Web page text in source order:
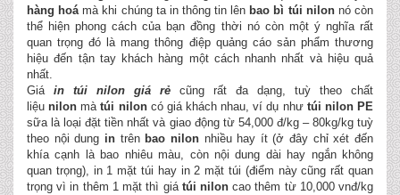
hàng hoámà khi chúng ta in thông tin lên bao bì túi nilonnó còn
thể hiện phong cách của bạn đồng thời nó còn một ý nghĩa rất
quan trọng đó là mang thông điệp quảng cáo sản phẩm thương
hiệu đến tận tay khách hàng một cách nhanh nhất và hiệu quả
nhất.
Giá in túi nilon giá rẻ cũng rất đa dạng, tuỳ theo chất
liệunilon màtúi niloncó giá khách nhau, ví dụ như túi nilon PE
sữa là loại đặt tiền nhất và giao động từ 54,000 đ/kg – 80kg/kg tuỳ
theo nội dung intrên bao nilonnhiều hay ít (ở đây chỉ xét đến
khía cạnh là bao nhiêu màu, còn nội dung dài hay ngắn không
quan trọng), in 1 mặt túi hay in 2 mặt túi (điểm này cũng rất quan
trọng vì in thêm 1 mặt thì giá túi niloncao thêm từ 10,000 vnđ/kg